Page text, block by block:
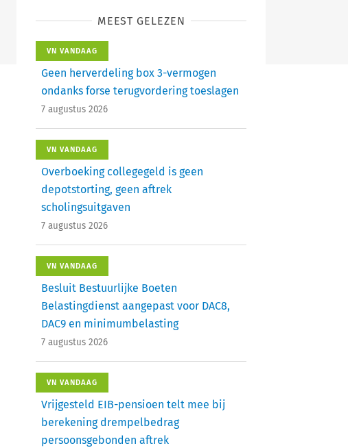
MEEST GELEZEN
VN VANDAAG
Geen herverdeling box 3-vermogen
ondanks forse terugvordering toeslagen
7 augustus 2026
VN VANDAAG
Overboeking collegegeld is geen
depotstorting, geen aftrek
scholingsuitgaven
7 augustus 2026
VN VANDAAG
Besluit Bestuurlijke Boeten
Belastingdienst aangepast voor DAC8,
DAC9 en minimumbelasting
7 augustus 2026
VN VANDAAG
Vrijgesteld EIB-pensioen telt mee bij
berekening drempelbedrag
persoonsgebonden aftrek